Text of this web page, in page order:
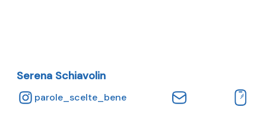
Serena Schiavolin
parole_scelte_bene